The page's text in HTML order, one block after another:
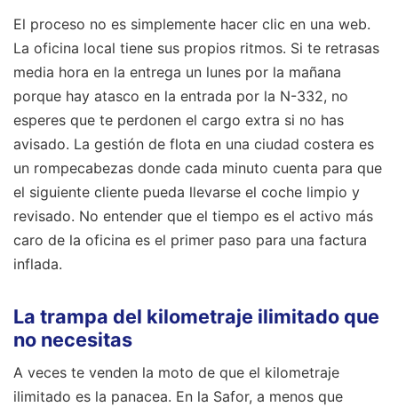
El proceso no es simplemente hacer clic en una web.
La oficina local tiene sus propios ritmos. Si te retrasas
media hora en la entrega un lunes por la mañana
porque hay atasco en la entrada por la N-332, no
esperes que te perdonen el cargo extra si no has
avisado. La gestión de flota en una ciudad costera es
un rompecabezas donde cada minuto cuenta para que
el siguiente cliente pueda llevarse el coche limpio y
revisado. No entender que el tiempo es el activo más
caro de la oficina es el primer paso para una factura
inflada.
La trampa del kilometraje ilimitado que
no necesitas
A veces te venden la moto de que el kilometraje
ilimitado es la panacea. En la Safor, a menos que